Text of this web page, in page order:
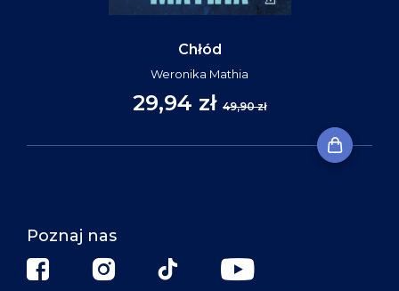
Chłód
Weronika Mathia
29,94 zł 49,90 zł
Poznaj nas